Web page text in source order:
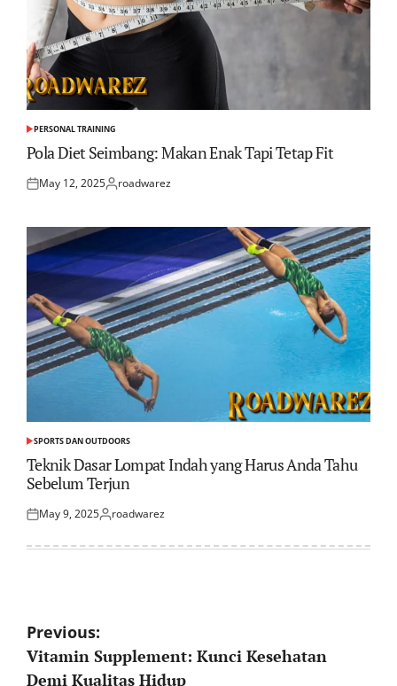
POSTED
IN
PERSONAL TRAINING
Pola Diet Seimbang: Makan Enak Tapi Tetap Fit
Posted
May 12, 2025Posted
roadwarez
POSTED
IN
SPORTS DAN OUTDOORS
Teknik Dasar Lompat Indah yang Harus Anda Tahu
Sebelum Terjun
Posted
May 9, 2025Posted
roadwarez
Post
navigation
Previous:
Vitamin Supplement: Kunci Kesehatan
Demi Kualitas Hidup